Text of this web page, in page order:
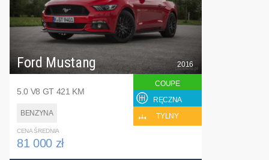
Ford Mustang
5.0 V8 GT 421 KM
BENZYNA
2016
COUPE
RĘCZNA
TYLNY
CENA ŚREDNIA
81 000 zł